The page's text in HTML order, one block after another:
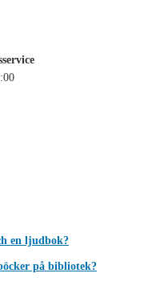
en ljudbok?
på bibliotek?